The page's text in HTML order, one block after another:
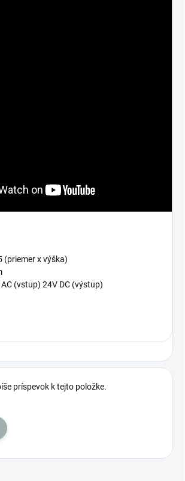
(priemer x výška)
(vstup) 24V DC (výstup)
príspevok k tejto položke.